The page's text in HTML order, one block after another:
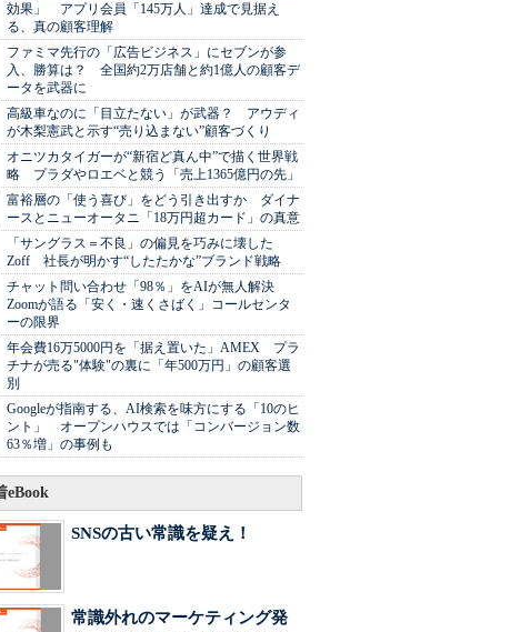
効果」 アプリ会員「145万人」達成で見据え
る、真の顧客理解
ファミマ先行の「広告ビジネス」にセブンが参
入、勝算は？ 全国約2万店舗と約1億人の顧客デ
ータを武器に
高級車なのに「目立たない」が武器？ アウディ
が木梨憲武と示す“売り込まない”顧客づくり
オニツカタイガーが“新宿ど真ん中”で描く世界戦
略 プラダやロエベと競う「売上1365億円の先」
富裕層の「使う喜び」をどう引き出すか ダイナ
ースとニューオータニ「18万円超カード」の真意
「サングラス＝不良」の偏見を巧みに壊した
Zoff 社長が明かす“したたかな”ブランド戦略
チャット問い合わせ「98％」をAIが無人解決
Zoomが語る「安く・速くさばく」コールセンタ
ーの限界
年会費16万5000円を「据え置いた」AMEX プラ
チナが売る"体験"の裏に「年500万円」の顧客選
別
Googleが指南する、AI検索を味方にする「10のヒ
ント」 オープンハウスでは「コンバージョン数
63％増」の事例も
eBook
SNSの古い常識を疑え！
常識外れのマーケティング発